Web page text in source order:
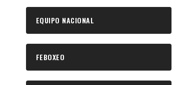
EQUIPO NACIONAL
FEBOXEO